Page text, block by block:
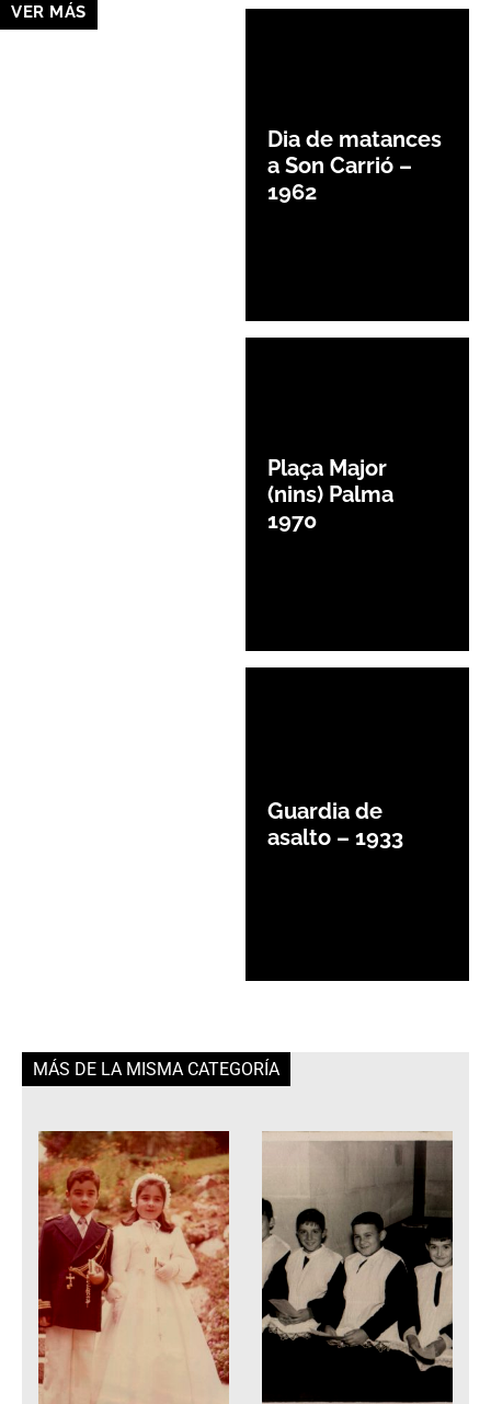
VER MÁS
Dia de matances
a Son Carrió –
1962
Plaça Major
(nins) Palma
1970
Guardia de
asalto – 1933
MÁS DE LA MISMA CATEGORÍA